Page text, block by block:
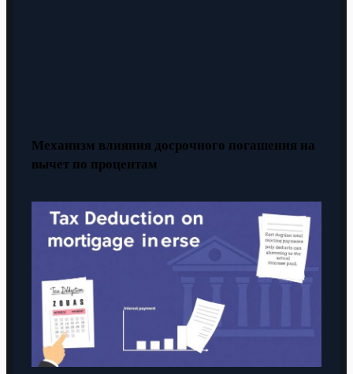
Механизм влияния досрочного погашения на
вычет по процентам